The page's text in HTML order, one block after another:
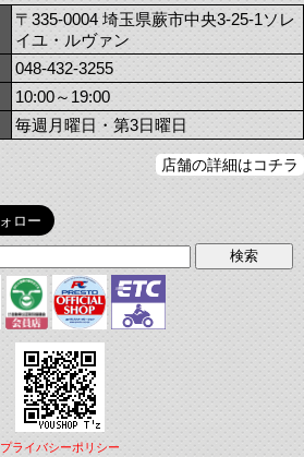
〒335-0004 埼玉県蕨市中央3-25-1ソレ
イユ・ルヴァン
048-432-3255
10:00～19:00
毎週月曜日・第3日曜日
店舗の詳細はコチラ
プライバシーポリシー